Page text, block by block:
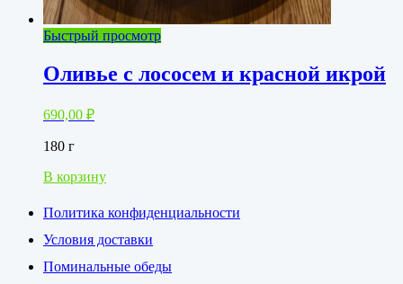
Быстрый просмотр
Оливье с лососем и красной икрой
690,00 ₽
180 г
В корзину
Политика конфиденциальности
Условия доставки
Поминальные обеды